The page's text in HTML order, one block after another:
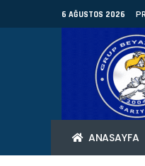
6 AĞUSTOS 2026
ANASAYFA